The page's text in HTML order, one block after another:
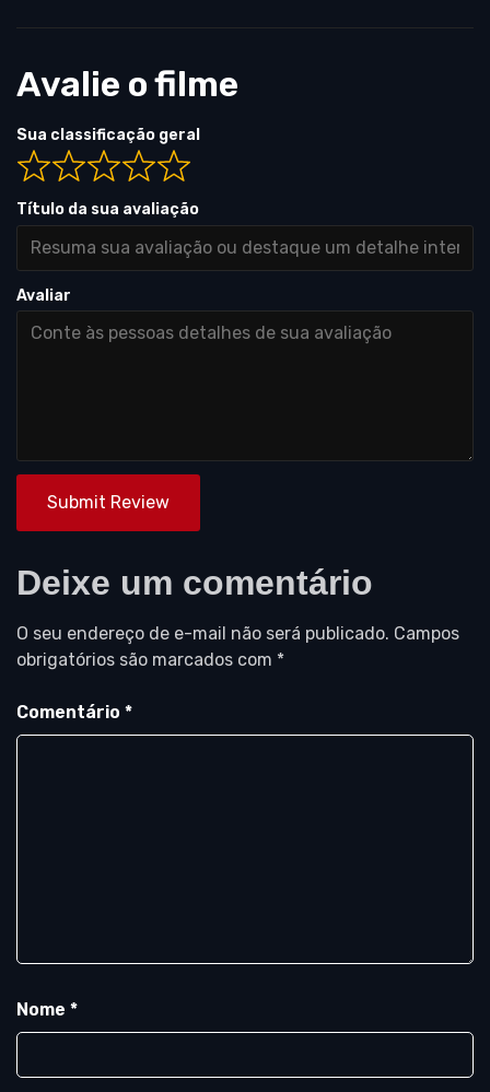
Avalie o filme
Sua classificação geral
Título da sua avaliação
Avaliar
Submit Review
Deixe um comentário
O seu endereço de e-mail não será publicado. Campos
obrigatórios são marcados com *
Comentário *
Nome *